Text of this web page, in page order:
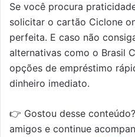
Se você procura
solicitar o cartão Ciclone
perfeita. E caso não
alternativas como o Brasil
opções de empréstimo
dinheiro imediato.
👉 Gostou desse
amigos e continue